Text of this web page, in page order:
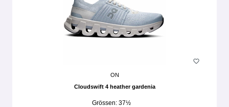
ON
Cloudswift 4 heather gardenia
Grössen: 37½